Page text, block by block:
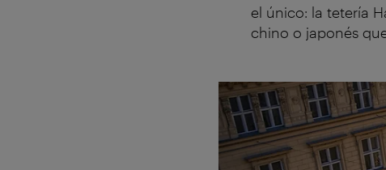
el único: la tetería
chino o japonés